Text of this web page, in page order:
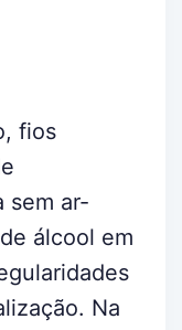
fios
sem ar-
álcool em
Na